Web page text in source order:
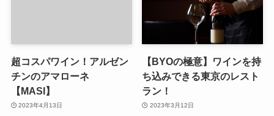
超コスパワイン！アルゼン
チンのアマローネ
【MASI】
2023年4月13日
【BYOの極意】ワインを持
ち込みできる東京のレスト
ラン！
2023年3月12日